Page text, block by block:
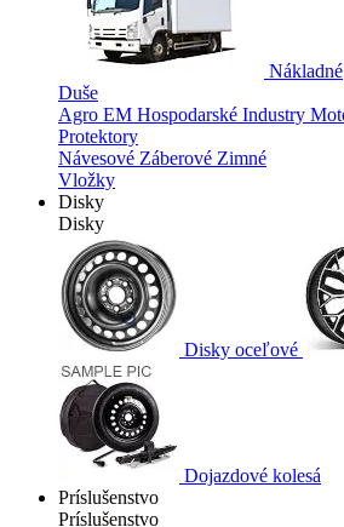
Nákladné
Duše
Agro EM Hospodarské Industry
Protektory
Návesové Záberové Zimné
Vložky
Disky
Disky
Disky oceľové
Dojazdové kolesá
Príslušenstvo
Príslušenstvo